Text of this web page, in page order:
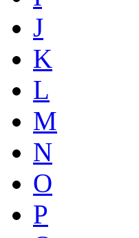
J
K
L
M
N
O
P